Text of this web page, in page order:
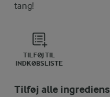
tang!
TILFØJ TIL
INDKØBSLISTE
Tilføj alle